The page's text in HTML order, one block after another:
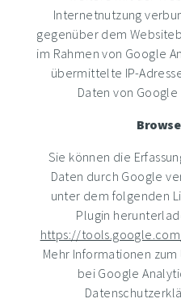
Internetnutzung
gegenüber dem
im Rahmen von Google
übermittelte IP-
Daten von
Sie können die
Daten durch Google
unter dem folgenden
Plugin
https://
Mehr Informationen
bei Google